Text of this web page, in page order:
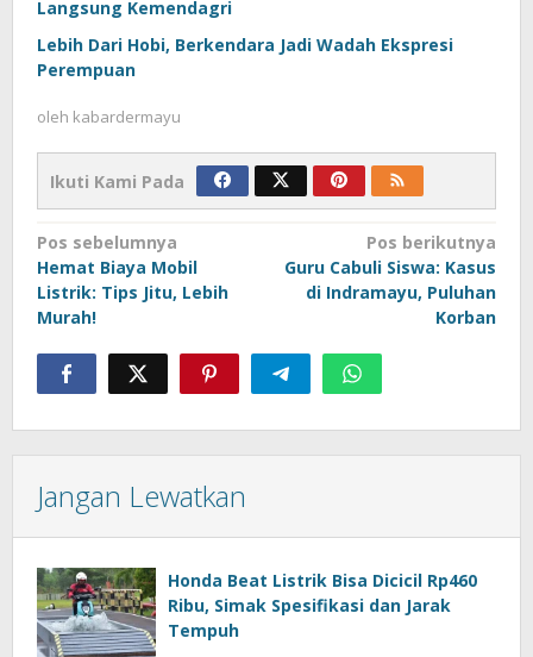
Langsung Kemendagri
Lebih Dari Hobi, Berkendara Jadi Wadah Ekspresi
Perempuan
oleh kabardermayu
Ikuti Kami Pada
Navigasi
pos
Pos sebelumnya
Hemat Biaya Mobil
Listrik: Tips Jitu, Lebih
Murah!
Pos berikutnya
Guru Cabuli Siswa: Kasus
di Indramayu, Puluhan
Korban
Jangan Lewatkan
Honda Beat Listrik Bisa Dicicil Rp460
Ribu, Simak Spesifikasi dan Jarak
Tempuh